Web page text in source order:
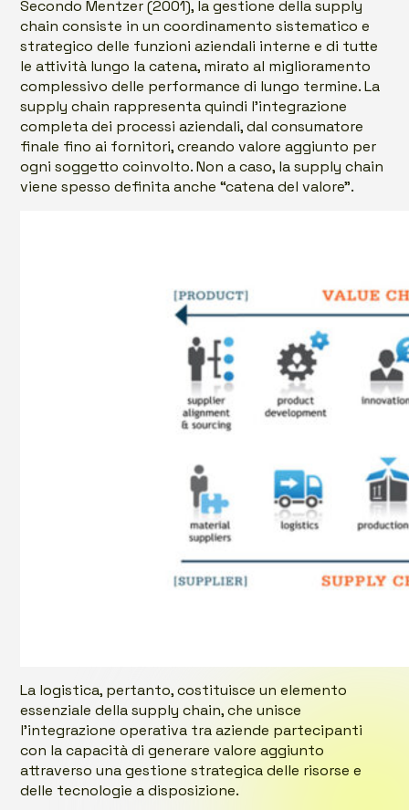
Secondo Mentzer (2001), la gestione della supply
chain consiste in un coordinamento sistematico e
strategico delle funzioni aziendali interne e di tutte
le attività lungo la catena, mirato al miglioramento
complessivo delle performance di lungo termine. La
supply chain rappresenta quindi l’integrazione
completa dei processi aziendali, dal consumatore
finale fino ai fornitori, creando valore aggiunto per
ogni soggetto coinvolto. Non a caso, la supply chain
viene spesso definita anche “catena del valore”.
La logistica, pertanto, costituisce un elemento
essenziale della supply chain, che unisce
l’integrazione operativa tra aziende partecipanti
con la capacità di generare valore aggiunto
attraverso una gestione strategica delle risorse e
delle tecnologie a disposizione.